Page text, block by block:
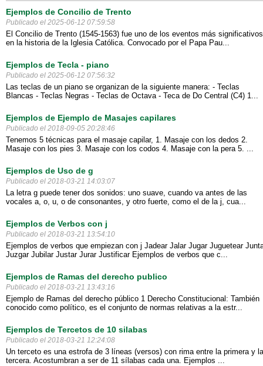
Ejemplos de Concilio de Trento
Publicado el 2025-06-12 07:59:58
El Concilio de Trento (1545-1563) fue uno de los eventos más significativos
en la historia de la Iglesia Católica. Convocado por el Papa Pau...
Ejemplos de Tecla - piano
Publicado el 2025-06-12 07:56:32
Las teclas de un piano se organizan de la siguiente manera: - Teclas
Blancas - Teclas Negras - Teclas de Octava - Teca de Do Central (C4) 1...
Ejemplos de Ejemplo de Masajes capilares
Publicado el 2018-09-05 20:28:46
Tenemos 5 técnicas para el masaje capilar, 1. Masaje con los dedos 2.
Masaje con los pies 3. Masaje con los codos 4. Masaje con la pera 5. ...
Ejemplos de Uso de g
Publicado el 2018-03-21 14:03:07
La letra g puede tener dos sonidos: uno suave, cuando va antes de las
vocales a, o, u, o de consonantes, y otro fuerte, como el de la j, cua...
Ejemplos de Verbos con j
Publicado el 2018-03-21 13:54:10
Ejemplos de verbos que empiezan con j Jadear Jalar Jugar Juguetear
Juzgar Jubilar Justar Jurar Justificar Ejemplos de verbos que c...
Ejemplos de Ramas del derecho publico
Publicado el 2018-03-21 13:43:16
Ejemplo de Ramas del derecho público 1 Derecho Constitucional: También
conocido como político, es el conjunto de normas relativas a la estr...
Ejemplos de Tercetos de 10 silabas
Publicado el 2018-03-21 12:24:08
Un terceto es una estrofa de 3 líneas (versos) con rima entre la primera y la
tercera. Acostumbran a ser de 11 sílabas cada una. Ejemplos ...